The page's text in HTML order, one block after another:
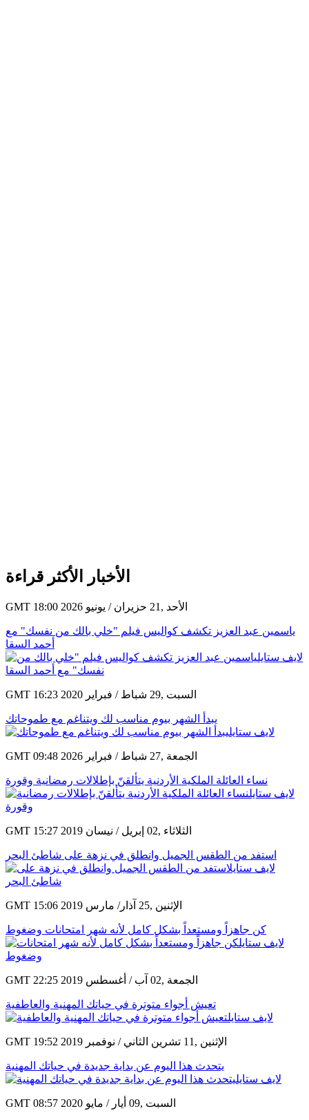
الأخبار الأكثر قراءة
GMT 18:00 2026 الأحد ,21 حزيران / يونيو
ياسمين عبد العزيز تكشف كواليس فيلم "خلي بالك من نفسك" مع
أحمد السقا
GMT 16:23 2020 السبت ,29 شباط / فبراير
يبدأ الشهر بيوم مناسب لك ويتناغم مع طموحاتك
GMT 09:48 2026 الجمعة ,27 شباط / فبراير
نساء العائلة الملكية الأردنية يتألقنّ بإطلالات رمضانية وقورة
GMT 15:27 2019 الثلاثاء ,02 إبريل / نيسان
استفد من الطقس الجميل وانطلق في نزهة على شاطئ البحر
GMT 15:06 2019 الإثنين ,25 آذار/ مارس
كن جاهزاً ومستعداً بشكل كامل لأنه شهر امتحانات وضغوط
GMT 22:25 2019 الجمعة ,02 آب / أغسطس
تعيش أجواء متوترة في حياتك المهنية والعاطفية
GMT 19:52 2019 الإثنين ,11 تشرين الثاني / نوفمبر
يتحدث هذا اليوم عن بداية جديدة في حياتك المهنية
GMT 08:57 2020 السبت ,09 أيار / مايو